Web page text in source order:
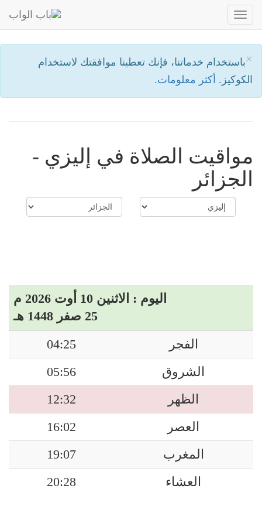
×باستخدام خدماتنا، فإنك تعطينا موافقتك لاستخدام
الكوكيز. أكثر معلومات.
Toggle
مواقيت الصلاة في إليزي -
الجزائر
اليوم : الاثنين 10 أوت 2026 م
25 صفر 1448 هـ
الفجر
04:25
الشروق
05:56
الظهر
12:32
العصر
16:02
المغرب
19:07
العشاء
20:28